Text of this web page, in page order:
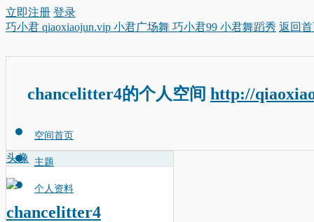
立即注册 登录
巧小君 qiaoxiaojun.vip 小君广场舞 巧小君99 小君舞蹈秀 返回
chancelitter4的个人空间 http://
空间首页
主题
个人资料
头像
chancelitter4